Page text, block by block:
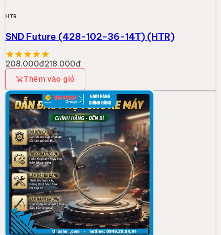
HTR
SND Future (428-102-36-14T) (HTR)
208.000đ218.000đ
Thêm vào giỏ